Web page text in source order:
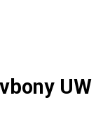
UW